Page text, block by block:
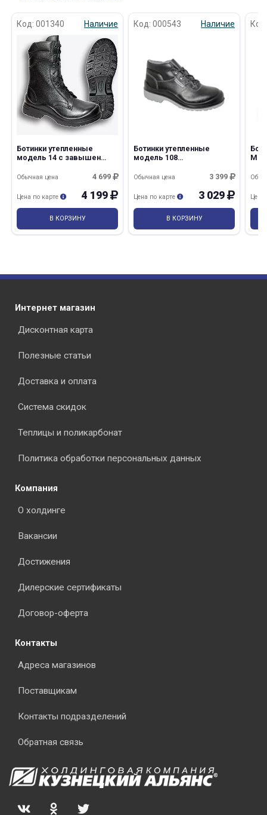
Код: 001340 Наличие
Ботинки утепленные
модель 14 с завышен
мех, ПУ/ТПУ
4 699
Обычная цена
4 199
Цена по карте
В КОРЗИНУ
Код: 000543 Наличие
Ботинки утепленные
модель 108
ТПУ (ROVERBOOTS)
3 399
Обычная цена
3 029
Цена по карте
В КОРЗИНУ
и
Цена
Интернет магазин
Дисконтная карта
Полезные статьи
Доставка и оплата
Система скидок
Теплицы и поликарбонат
Политика обработки персональных данных
Компания
О холдинге
Вакансии
Достижения
Дилерские сертификаты
Договор-оферта
Контакты
Адреса магазинов
Поставщикам
Контакты подразделений
Обратная связь